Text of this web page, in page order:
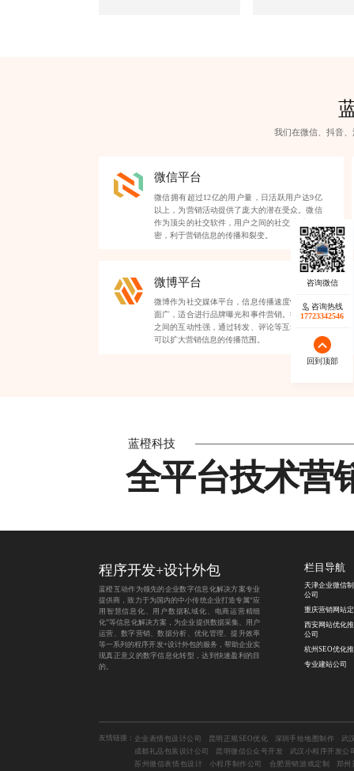
我们在微信、抖音
微信平台
微信拥有超过12亿的用户量，日活跃用户达9亿
以上，为营销活动提供了庞大的潜在受众。微信
作为顶尖的社交软件，用户之间的社交关系链紧
密，利于营销信息的传播和裂变。
微博平台
微博作为社交媒体平台，信息传播速度快，覆盖
面广，适合进行品牌曝光和事件营销。微博用户
之间的互动性强，通过转发、评论等互动形式，
可以扩大营销信息的传播范围。
蓝橙科技
全平台技术营
咨询热线
17723342546
回到顶部
程序开发+设计外包
蓝橙互动作为领先的企业数字信息化解决方案专业
提供商，致力于为国内的中小传统企业打造专属“应
用智慧信息化、用户数据私域化、电商运营精细
化”等信息化解决方案，为企业提供数据采集、用户
运营、数字营销、数据分析、优化管理、提升效率
等一系列的程序开发+设计外包的服务，帮助企业实
现真正意义的数字信息化转型，达到快速盈利的目
的。
栏目导航
天津企业微信
公司
重庆营销网站
西安网站优化
公司
杭州SEO优化
专业建站公司
友情链接： 企业表情包设计公司 昆明正规SEO优化 深圳手绘地图制作
武
成都礼品包装设计公司
昆明微信公众号开发
武汉小程序开发公
苏州微信表情包设计
小程序制作公司 合肥营销游戏定制 郑州